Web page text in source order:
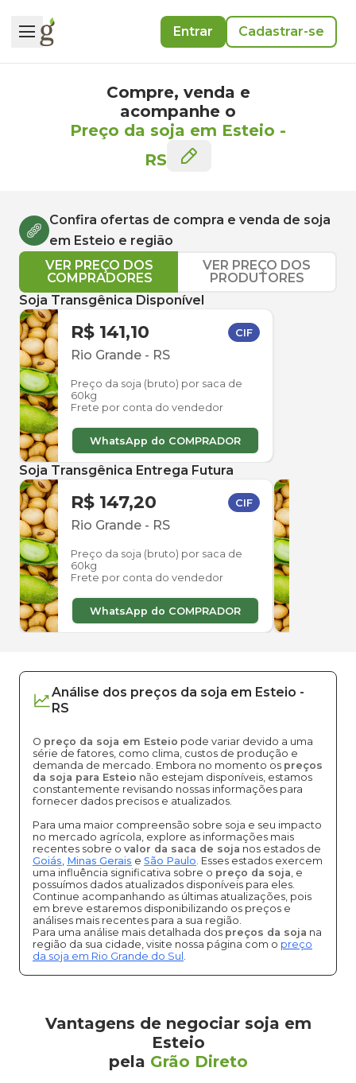
Entrar Cadastrar-se
Compre, venda e
acompanhe o
Preço da soja em Esteio -
RS
Confira ofertas de compra e venda de soja
em Esteio e região
VER PREÇO DOS
COMPRADORES
VER PREÇO DOS
PRODUTORES
Soja Transgênica Disponível
R$ 141,10 CIF
Rio Grande - RS
Preço da soja (bruto) por saca de
60kg
Frete por conta do vendedor
WhatsApp do COMPRADOR
Soja Transgênica Entrega Futura
R$ 147,20 CIF
Rio Grande - RS
Preço da soja (bruto) por saca de
60kg
Frete por conta do vendedor
WhatsApp do COMPRADOR
Análise dos preços da soja em Esteio -
RS
O preço da soja em Esteio pode variar devido a uma
série de fatores, como clima, custos de produção e
demanda de mercado. Embora no momento os preços
da soja para Esteio não estejam disponíveis, estamos
constantemente revisando nossas informações para
fornecer dados precisos e atualizados.
Para uma maior compreensão sobre soja e seu impacto
no mercado agrícola, explore as informações mais
recentes sobre o valor da saca de soja nos estados de
Goiás, Minas Gerais e São Paulo. Esses estados exercem
uma influência significativa sobre o preço da soja, e
possuímos dados atualizados disponíveis para eles.
Continue acompanhando as últimas atualizações, pois
em breve estaremos disponibilizando os preços e
análises mais recentes para a sua região.
Para uma análise mais detalhada dos preços da soja na
região da sua cidade, visite nossa página com o preço
da soja em Rio Grande do Sul .
Vantagens de negociar soja em
Esteio
pela Grão Direto